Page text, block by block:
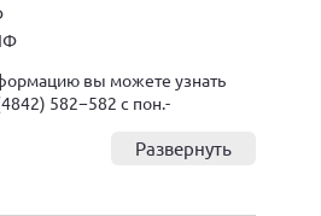
вы можете узнать
582−582 с пон.-
Развернуть